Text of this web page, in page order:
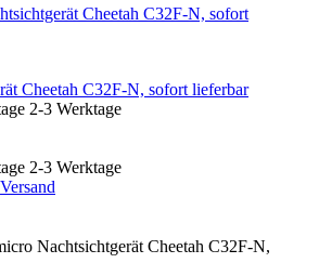
Cheetah C32F-N, sofort lieferbar
2-3 Werktage
2-3 Werktage
Versand